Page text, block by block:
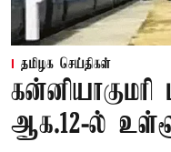
தமிழக செய்திகள்
ஆக.12-ல்